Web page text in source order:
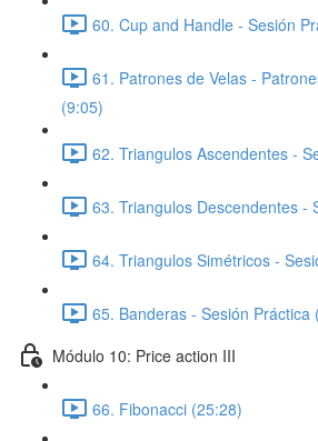
60. Cup and Handle - Sesión
61. Patrones de Velas -
(9:05)
62. Triangulos Ascendentes -
63. Triangulos Descendentes -
64. Triangulos Simétricos -
65. Banderas - Sesión Práctica
Módulo 10: Price action III
66. Fibonacci (25:28)